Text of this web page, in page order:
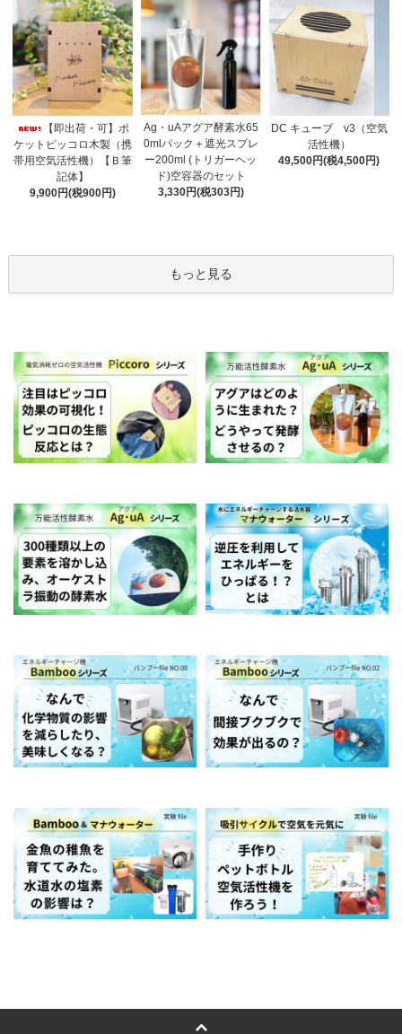
【即出荷・可】ポ
ケットピッコロ木製（携
帯用空気活性機）【Ｂ筆
記体】
9,900円(税900円)
Ag・uAアグア酵素水65
0mlパック＋遮光スプレ
ー200ml (トリガーヘッ
ド)空容器のセット
3,330円(税303円)
DC キューブ v3（空気
活性機）
49,500円(税4,500円)
もっと見る